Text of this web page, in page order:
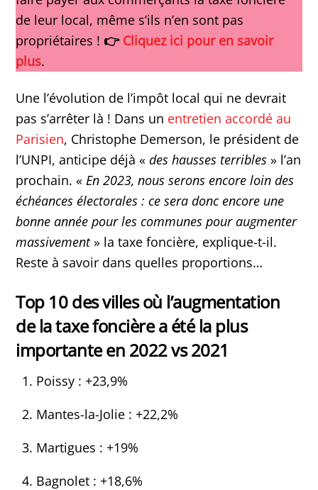
de leur local, même s’ils n’en sont pas
propriétaires ! 👉 Cliquez ici pour en savoir
plus.
Une l’évolution de l’impôt local qui ne devrait
pas s’arrêter là ! Dans un entretien accordé au
Parisien, Christophe Demerson, le président de
l’UNPI, anticipe déjà «des hausses terribles » l’an
prochain. «En 2023, nous serons encore loin des
échéances électorales : ce sera donc encore une
bonne année pour les communes pour augmenter
massivement» la taxe foncière, explique-t-il.
Reste à savoir dans quelles proportions…
Top 10 des villes où l’augmentation
de la taxe foncière a été la plus
importante en 2022 vs 2021
Poissy : +23,9%
Mantes-la-Jolie : +22,2%
Martigues : +19%
Bagnolet : +18,6%